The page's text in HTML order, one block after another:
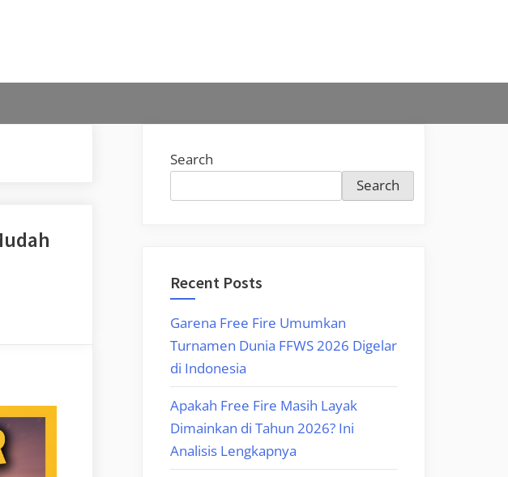
Search
Search
Recent Posts
Garena Free Fire Umumkan
Turnamen Dunia FFWS 2026 Digelar
di Indonesia
Apakah Free Fire Masih Layak
Dimainkan di Tahun 2026? Ini
Analisis Lengkapnya